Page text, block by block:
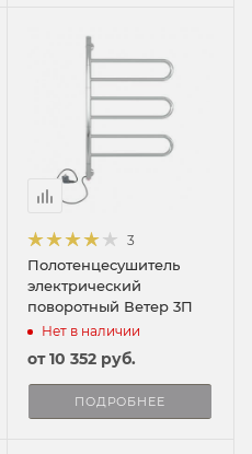
3
Полотенцесушитель
электрический
поворотный Ветер 3П
Нет в наличии
от10 352 руб.
ПОДРОБНЕЕ